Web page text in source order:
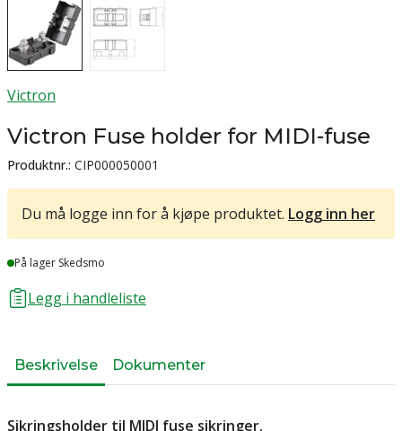
Victron
Victron Fuse holder for MIDI-fuse
Produktnr.: CIP000050001
Du må logge inn for å kjøpe produktet. Logg inn her
Lager
På lager Skedsmo
Legg i handleliste
Beskrivelse Dokumenter
Sikringsholder til MIDI fuse sikringer.